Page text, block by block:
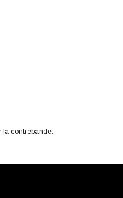
la contrebande.